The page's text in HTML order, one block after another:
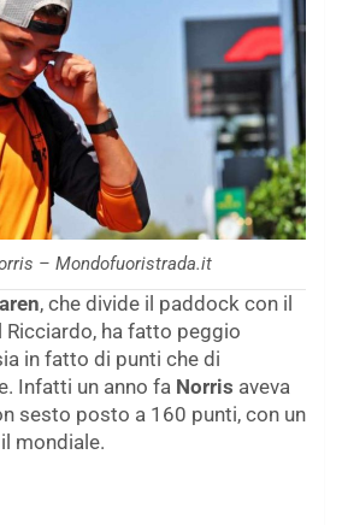
– Mondofuoristrada.it
, che divide il paddock con il
Ricciardo, ha fatto peggio
in fatto di punti che di
Infatti un anno fa Norris aveva
sesto posto a 160 punti, con un
mondiale.